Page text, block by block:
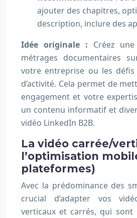
ajouter des chapitres,
description, inclure des
Idée originale : Créez
métrages documentaires
votre entreprise ou les
d’activité. Cela permet de
engagement et votre
un contenu informatif et
vidéo LinkedIn B2B.
La vidéo carrée/
l’optimisation
plateformes)
Avec la prédominance des
crucial d’adapter vos
verticaux et carrés, qui sont